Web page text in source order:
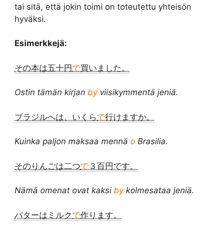
tai sitä, että jokin toimi on toteutettu yhteisön
hyväksi.
Esimerkkejä:
その本は五十円で買いました。
Ostin tämän kirjan byviisikymmentä jeniä.
ブラジルへは、いくらで行けますか。
Kuinka paljon maksaa mennä o Brasilia.
そのりんごは二つで３百円です。
Nämä omenat ovat kaksi by kolmesataa jeniä.
バターはミルク で作ります。